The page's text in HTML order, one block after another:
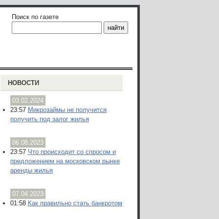
Поиск по газете
НОВОСТИ
03.02.2024
23:57 Микрозаймы не получится
получить под залог жилья
06.08.2023
23:57 Что происходит со спросом и
предложением на московском рынке
аренды жилья
07.04.2023
01:58 Как правильно стать банкротом